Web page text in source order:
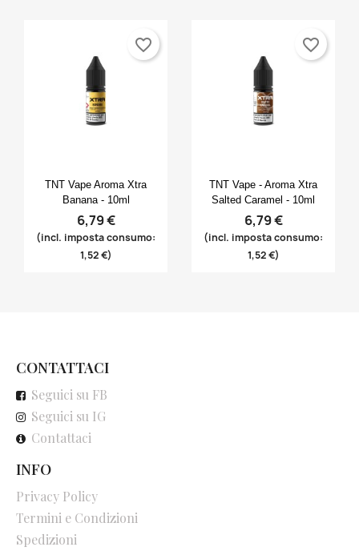
Anteprima
TNT Vape Aroma Xtra
Banana - 10ml
6,79 €
(incl. imposta consumo:
1,52 €)
favorite_border
Anteprima
TNT Vape - Aroma Xtra
Salted Caramel - 10ml
6,79 €
(incl. imposta consumo:
1,52 €)
favorite_border
CONTATTACI
Seguici su FB
Seguici su IG
Contattaci
INFO
Privacy Policy
Termini e Condizioni
Spedizioni